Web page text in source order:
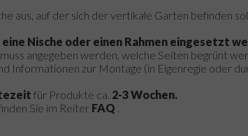
aus, auf der sich der vertikale Garten befinden
eine Nische oder einen Rahmen eingesetzt
angegeben werden, welche Seiten begrünt
Informationen zur Montage (in Eigenregie oder
für Produkte ca. 2-3 Wochen.
Sie im Reiter FAQ .